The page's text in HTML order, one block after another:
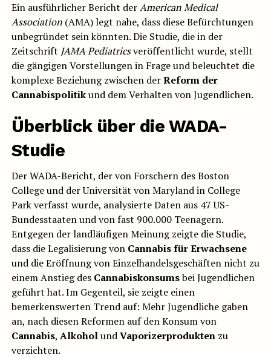
Ein ausführlicher Bericht derAmerican Medical
Association(AMA) legt nahe, dass diese Befürchtungen
unbegründet sein könnten. Die Studie, die in der
Zeitschrift JAMA Pediatricsveröffentlicht wurde, stellt
die gängigen Vorstellungen in Frage und beleuchtet die
komplexe Beziehung zwischen derReform der
Cannabispolitikund dem Verhalten von Jugendlichen.
Überblick über die WADA-
Studie
Der WADA-Bericht, der von Forschern des Boston
College und der Universität von Maryland in College
Park verfasst wurde, analysierte Daten aus 47 US-
Bundesstaaten und von fast 900.000 Teenagern.
Entgegen der landläufigen Meinung zeigte die Studie,
dass die Legalisierung von Cannabis für Erwachsene
und die Eröffnung von Einzelhandelsgeschäften nicht zu
einem Anstieg des Cannabiskonsumsbei Jugendlichen
geführt hat. Im Gegenteil, sie zeigte einen
bemerkenswerten Trend auf: Mehr Jugendliche gaben
an, nach diesen Reformen auf den Konsum von
Cannabis, AlkoholundVaporizerproduktenzu
verzichten.